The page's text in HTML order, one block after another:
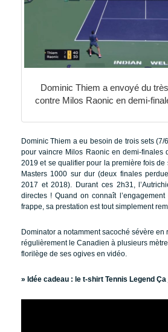
Dominic Thiem a envoyé du
contre Milos Raonic en demi-
Dominic Thiem a eu besoin de trois sets (7/
pour vaincre Milos Raonic en demi-finales
2019 et se qualifier pour la première fois de
Masters 1000 sur dur (deux finales
2017 et 2018). Durant ces 2h31,
directes ! Quand on connaît
frappe, sa prestation est tout simplement
Dominator a notamment sacoché sévère en
régulièrement le Canadien à plusieurs
florilège de ses ogives en vidéo.
» Idée cadeau : le t-shirt Tennis Legend Ça